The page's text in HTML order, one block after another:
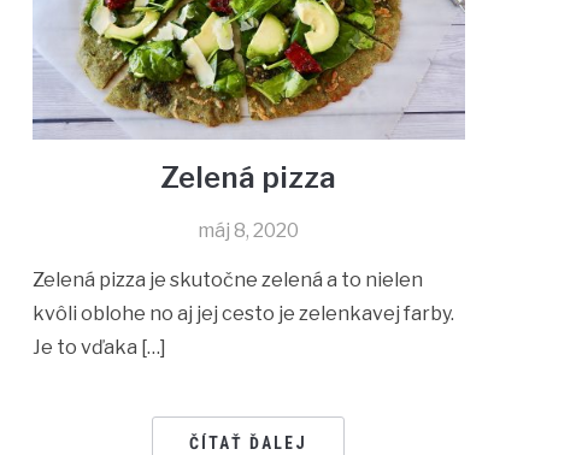
Zelená pizza
máj 8, 2020
Zelená pizza je skutočne zelená a to nielen
kvôli oblohe no aj jej cesto je zelenkavej farby.
Je to vďaka […]
ČÍTAŤ ĎALEJ